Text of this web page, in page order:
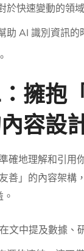
於快速變動的領
助 AI 識別資訊的
擁抱
容設
確地理解和引用
善」的內容架構
在文中提及數據、